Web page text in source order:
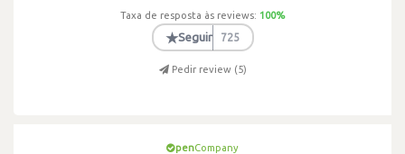
Taxa de resposta às reviews: 100%
★Seguir 725
Pedir review (5)
penCompany